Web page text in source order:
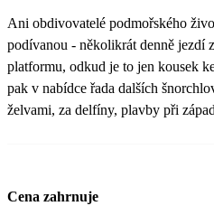
Ani obdivovatelé podmořského
podívanou - několikrát denně jezdí
platformu, odkud je to jen kousek
pak v nabídce řada dalších
želvami, za delfíny, plavby při
Cena zahrnuje